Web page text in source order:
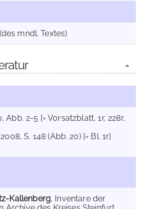
mndl. Textes)
, Abb. 2-5 [= Vorsatzblatt, 1r, 228r,
2008, S. 148 (Abb. 20) [= Bl. 1r]
Kallenberg, Inventare der